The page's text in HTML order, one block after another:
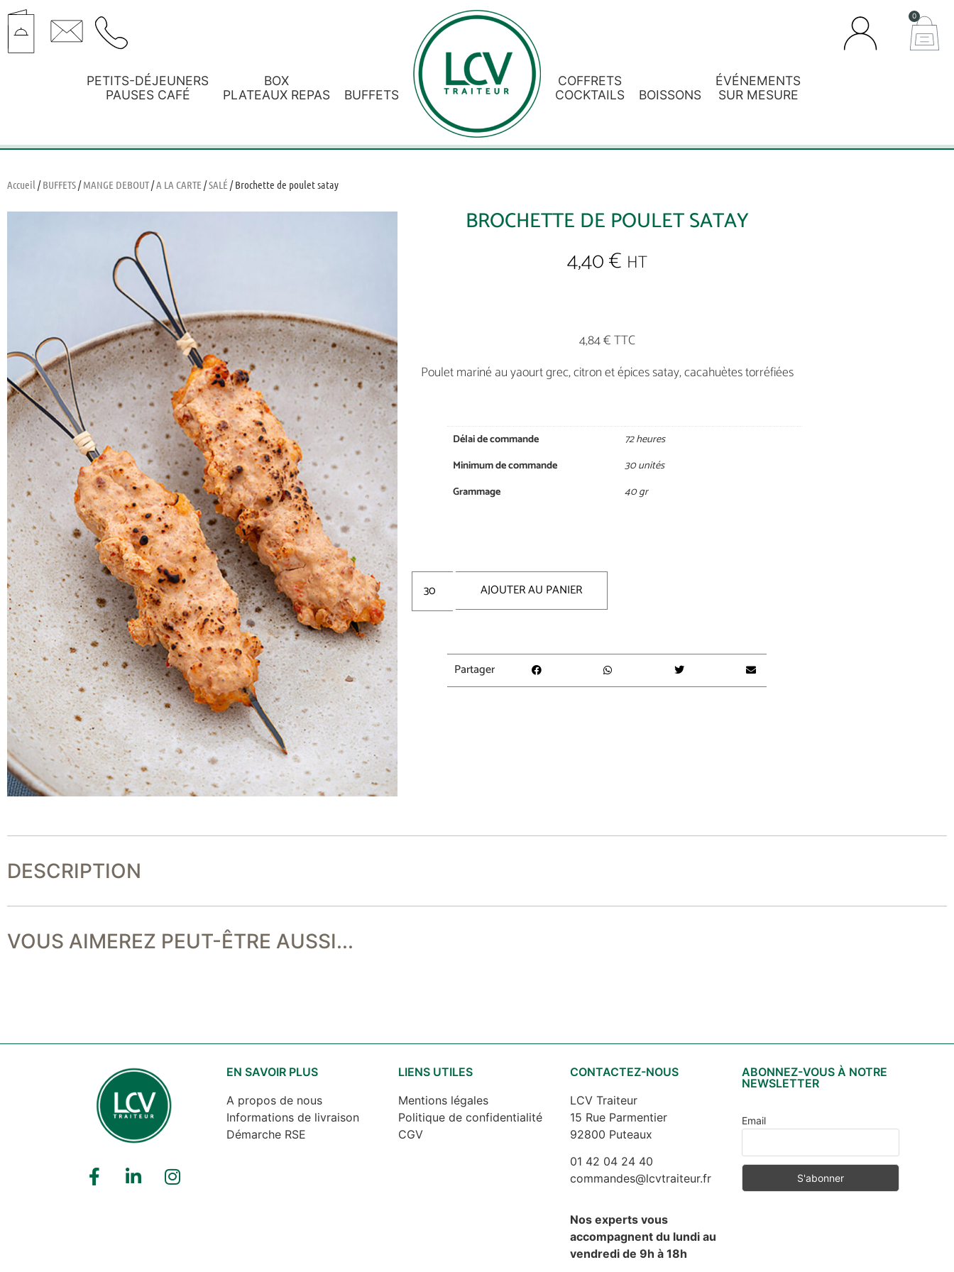
0
PETITS-DÉJEUNERS
PAUSES CAFÉ
BOX
PLATEAUX REPAS
BUFFETS
COFFRETS
COCKTAILS
BOISSONS
ÉVÉNEMENTS
SUR MESURE
Accueil /BUFFETS/MANGE DEBOUT/A LA CARTE /SALÉ / Brochette de poulet satay
BROCHETTE DE POULET SATAY
4,40€ HT
4,84 € TTC
Poulet mariné au yaourt grec, citron et épices satay, cacahuètes torréfiées
Délai de commande
72 heures
Minimum de commande
30 unités
Grammage
40 gr
AJOUTER AU PANIER
Partager
DESCRIPTION
VOUS AIMEREZ PEUT-ÊTRE AUSSI...
EN SAVOIR PLUS
A propos de nous
Informations de livraison
Démarche RSE
LIENS UTILES
Mentions légales
Politique de confidentialité
CGV
CONTACTEZ-NOUS
LCV Traiteur
15 Rue Parmentier
92800 Puteaux
01 42 04 24 40
commandes@lcvtraiteur.fr
Nos experts vous
accompagnent du lundi au
vendredi de 9h à 18h
ABONNEZ-VOUS À NOTRE
NEWSLETTER
Email